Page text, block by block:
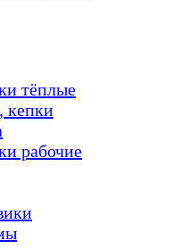
тёплые
рабочие